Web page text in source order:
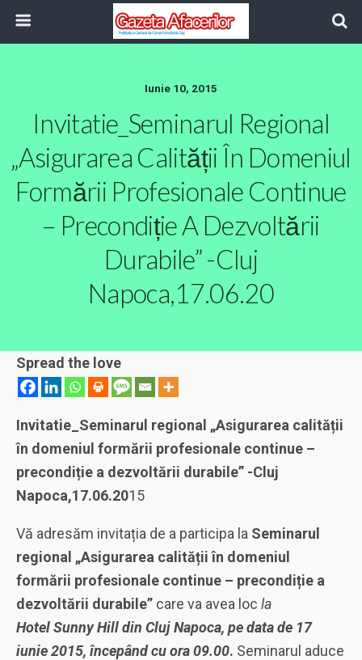
Iunie 10, 2015
Invitatie_Seminarul Regional
„Asigurarea Calității În Domeniul
Formării Profesionale Continue
– Precondiție A Dezvoltării
Durabile” -Cluj
Napoca,17.06.20
Spread the love
Invitatie_Seminarul regional „Asigurarea calității
în domeniul formării profesionale continue –
precondiție a dezvoltării durabile” -Cluj
Napoca,17.06.2015
Vă adresăm invitația de a participa la Seminarul
regional „Asigurarea calității în domeniul
formării profesionale continue – precondiție a
dezvoltării durabile” care va avea loc la
Hotel Sunny Hill din Cluj Napoca, pe data de 17
iunie 2015, începând cu ora 09.00. Seminarul aduce